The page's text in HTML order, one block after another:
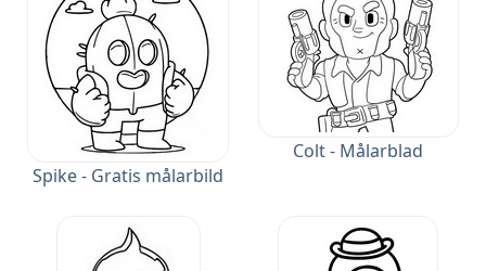
Spike - Gratis målarbild
Colt - Målarblad